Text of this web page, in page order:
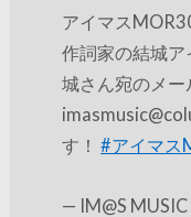
アイマス
作詞家の結城
城さん宛のメー
す！#アイマス
— IM@S